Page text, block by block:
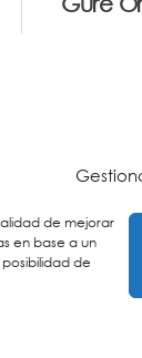
de mejorar
en base a un
de
Politika-